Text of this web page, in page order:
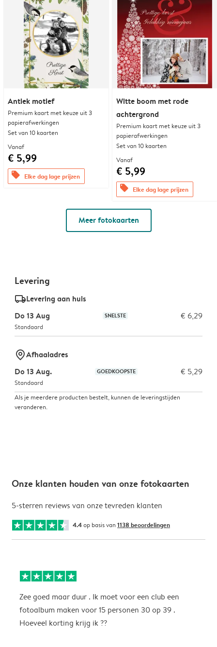
Antiek motief
Premium kaart met keuze uit 3
papierafwerkingen
Set van 10 kaarten
Vanaf
€ 5,99
offers Elke dag lage prijzen
Witte boom met rode
achtergrond
Premium kaart met keuze uit 3
papierafwerkingen
Set van 10 kaarten
Vanaf
€ 5,99
offers Elke dag lage prijzen
Meer fotokaarten
Levering
delivery_standard_v2Levering aan huis
Do 13 Aug
SNELSTE € 6,29
Standaard
marker-pinAfhaaladres
Do 13 Aug.
GOEDKOOPSTE € 5,29
Standaard
Als je meerdere producten bestelt, kunnen de leveringstijden
veranderen.
Onze klanten houden van onze fotokaarten
5-sterren reviews van onze tevreden klanten
4.4op basis van 1138 beoordelingen
Zee goed maar duur . Ik moet voor een club een
fotoalbum maken voor 15 personen 30 op 39 .
Hoeveel korting krijg ik ??